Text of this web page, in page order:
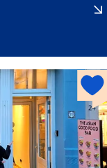
t
a
i
h
s
p
o